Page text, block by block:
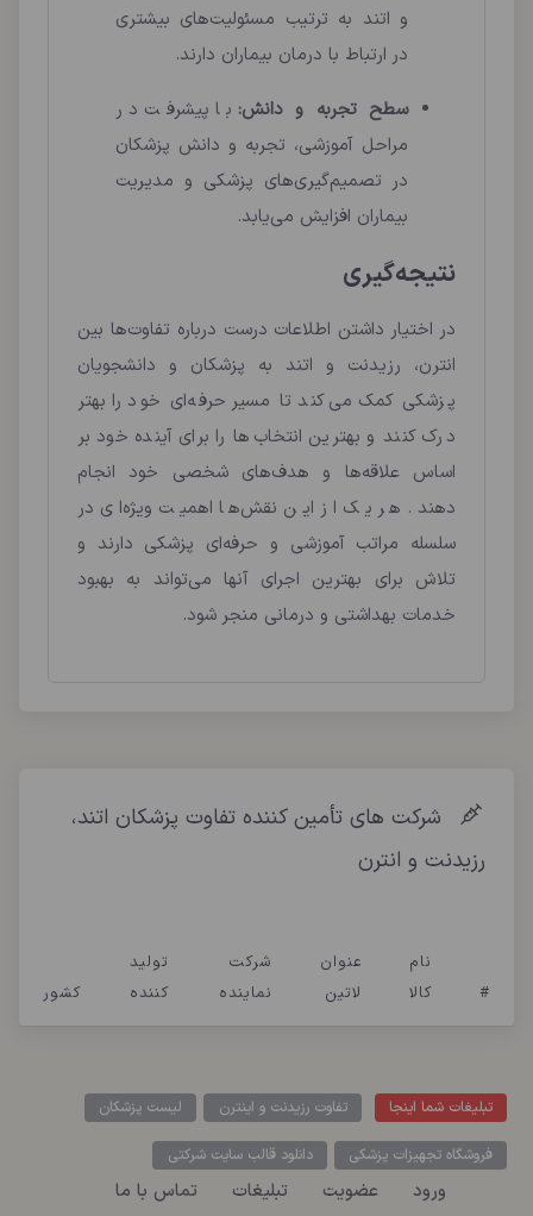
و اتند به ترتیب مسئولیت‌های بیشتری
در ارتباط با درمان بیماران دارند.
سطح تجربه و دانش: با پیشرفت در
مراحل آموزشی، تجربه و دانش پزشکان
در تصمیم‌گیری‌های پزشکی و مدیریت
بیماران افزایش می‌یابد.
نتیجه‌گیری
در اختیار داشتن اطلاعات درست درباره تفاوت‌ها بین
انترن، رزیدنت و اتند به پزشکان و دانشجویان
پزشکی کمک می‌کند تا مسیر حرفه‌ای خود را بهتر
درک کنند و بهترین انتخاب‌ها را برای آینده خود بر
اساس علاقه‌ها و هدف‌های شخصی خود انجام
دهند. هر یک از این نقش‌ها اهمیت ویژه‌ای در
سلسله مراتب آموزشی و حرفه‌ای پزشکی دارند و
تلاش برای بهترین اجرای آنها می‌تواند به بهبود
خدمات بهداشتی و درمانی منجر شود.
شرکت های تأمین کننده تفاوت پزشکان اتند،
رزیدنت و انترن
#
نام
کالا
عنوان
لاتین
شرکت
نماینده
تولید
کننده
کشور
تبلیغات شما اینجا تفاوت رزیدنت و اینترن لیست پزشکان
فروشگاه تجهیزات پزشکی دانلود قالب سایت شرکتی
ورود عضویت تبلیغات تماس با ما